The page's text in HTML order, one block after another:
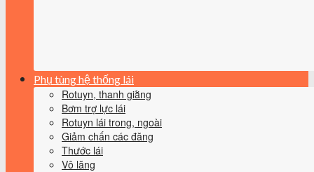
Phụ tùng hệ thống lái
Rotuyn, thanh giằng
Bơm trợ lực lái
Rotuyn lái trong, ngoài
Giảm chấn các đăng
Thước lái
Vô lăng